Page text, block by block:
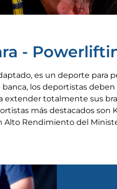
-
es un deporte para
los deportistas
extender totalmente sus
más destacados son
Alto Rendimiento del